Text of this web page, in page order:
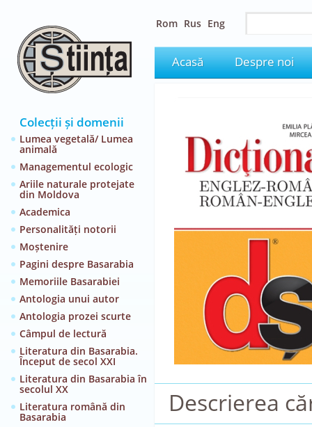
Colecții și domenii
Lumea vegetală/ Lumea
animală
Managementul ecologic
Ariile naturale protejate
din Moldova
Academica
Personalități notorii
Moștenire
Pagini despre Basarabia
Memoriile Basarabiei
Antologia unui autor
Antologia prozei scurte
Câmpul de lectură
Literatura din Basarabia.
Început de secol XXI
Literatura din Basarabia în
secolul XX
Literatura română din
Basarabia
Rom Rus Eng
Acasă Despre noi
Descrierea